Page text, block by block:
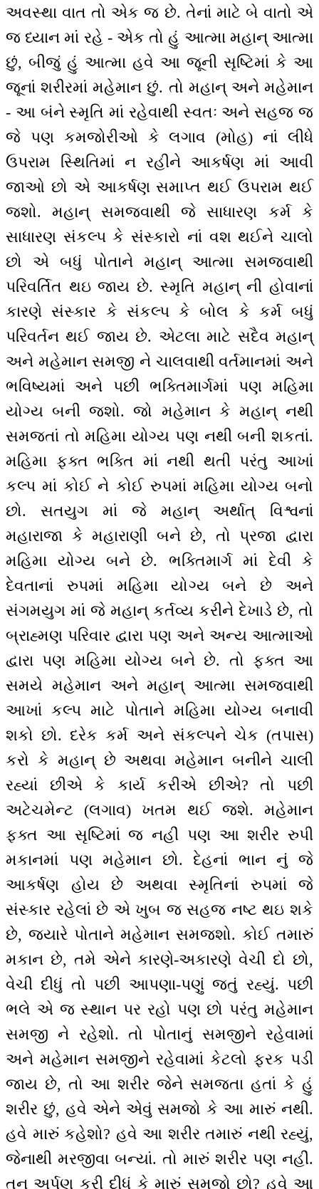
અવસ્થા વાત તો એક જ છે. તેનાં માટે બે વાતો એ
જ ધ્યાન માં રહે - એક તો હું આત્મા મહાન્ આત્મા
છું, બીજું હું આત્મા હવે આ જૂની સૃષ્ટિમાં કે આ
જૂનાં શરીરમાં મહેમાન છું. તો મહાન્ અને મહેમાન
- આ બંને સ્મૃતિ માં રહેવાથી સ્વતઃ અને સહજ જ
જે પણ કમજોરીઓ કે લગાવ (મોહ) નાં લીધે
ઉપરામ સ્થિતિમાં ન રહીને આકર્ષણ માં આવી
જાઓ છો એ આકર્ષણ સમાપ્ત થઈ ઉપરામ થઈ
જશો. મહાન્ સમજવાથી જે સાધારણ કર્મ કે
સાધારણ સંકલ્પ કે સંસ્કારો નાં વશ થઈને ચાલો
છો એ બધું પોતાને મહાન્ આત્મા સમજવાથી
પરિવર્તિત થઇ જાય છે. સ્મૃતિ મહાન્ ની હોવાનાં
કારણે સંસ્કાર કે સંકલ્પ કે બોલ કે કર્મ બધું
પરિવર્તન થઈ જાય છે. એટલા માટે સદૈવ મહાન્
અને મહેમાન સમજી ને ચાલવાથી વર્તમાનમાં અને
ભવિષ્યમાં અને પછી ભક્તિમાર્ગમાં પણ મહિમા
યોગ્ય બની જશો. જો મહેમાન કે મહાન્ નથી
સમજતાં તો મહિમા યોગ્ય પણ નથી બની શકતાં.
મહિમા ફક્ત ભક્તિ માં નથી થતી પરંતુ આખાં
કલ્પ માં કોઈ ને કોઈ રુપમાં મહિમા યોગ્ય બનો
છો. સતયુગ માં જે મહાન્ અર્થાત્ વિશ્વનાં
મહારાજા કે મહારાણી બને છે, તો પ્રજા દ્વારા
મહિમા યોગ્ય બને છે. ભક્તિમાર્ગ માં દેવી કે
દેવતાનાં રુપમાં મહિમા યોગ્ય બને છે અને
સંગમયુગ માં જે મહાન્ કર્તવ્ય કરીને દેખાડે છે, તો
બ્રાહ્મણ પરિવાર દ્વારા પણ અને અન્ય આત્માઓ
દ્વારા પણ મહિમા યોગ્ય બને છે. તો ફક્ત આ
સમયે મહેમાન અને મહાન્ આત્મા સમજવાથી
આખાં કલ્પ માટે પોતાને મહિમા યોગ્ય બનાવી
શકો છો. દરેક કર્મ અને સંકલ્પને ચેક (તપાસ)
કરો કે મહાન્ છે અથવા મહેમાન બનીને ચાલી
રહ્યાં છીએ કે કાર્ય કરીએ છીએ? તો પછી
અટેચમેન્ટ (લગાવ) ખતમ થઈ જશે. મહેમાન
ફક્ત આ સૃષ્ટિમાં જ નહીં પણ આ શરીર રુપી
મકાનમાં પણ મહેમાન છો. દેહનાં ભાન નું જે
આકર્ષણ હોય છે અથવા સ્મૃતિનાં રુપમાં જે
સંસ્કાર રહેલાં છે એ ખુબ જ સહજ નષ્ટ થઇ શકે
છે, જ્યારે પોતાને મહેમાન સમજશો. કોઈ તમારું
મકાન છે, તમે એને કારણે-અકારણે વેચી દો છો,
વેચી દીધું તો પછી આપણા-પણું જતું રહ્યું. પછી
ભલે એ જ સ્થાન પર રહો પણ છો પરંતુ મહેમાન
સમજી ને રહેશો. તો પોતાનું સમજીને રહેવામાં
અને મહેમાન સમજીને રહેવામાં કેટલો ફરક પડી
જાય છે, તો આ શરીર જેને સમજતા હતાં કે હું
શરીર છું, હવે એને એવું સમજો કે આ મારું નથી.
હવે મારું કહેશો? હવે આ શરીર તમારું નથી રહ્યું,
જેનાથી મરજીવા બન્યાં. તો મારું શરીર પણ નહીં.
તન અર્પણ કરી દીધું કે મારું સમજો છો? હવે આ